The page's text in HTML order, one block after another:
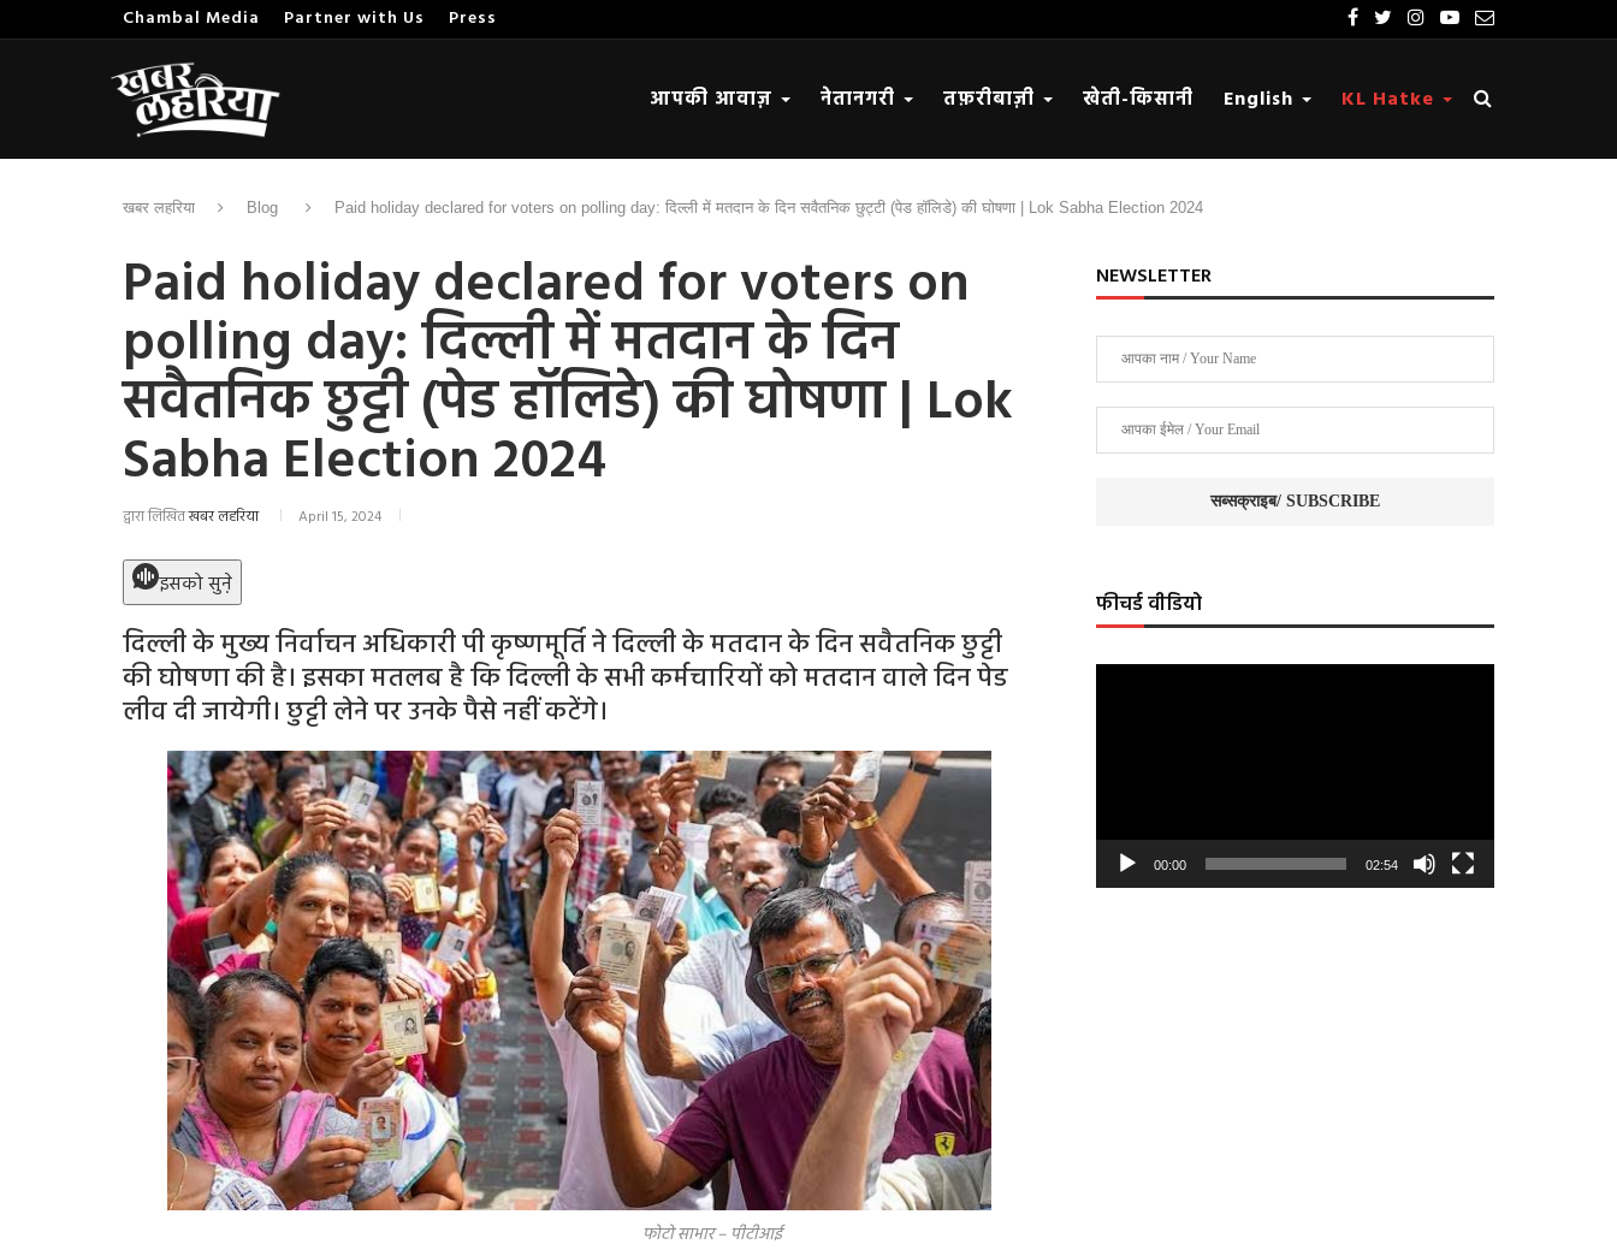
Chambal Media Partner with Us Press
आपकी आवाज़ नेतानगरी तफ़रीबाज़ी खेती-किसानी English KL Hatke
खबर लहरिया Blog Paid holiday declared for voters on polling day: दिल्ली में मतदान के दिन सवैतनिक छुट्टी (पेड हॉलिडे) की घोषणा | Lok Sabha Election 2024
Paid holiday declared for voters on
polling day: दिल्ली में मतदान के दिन
सवैतनिक छुट्टी (पेड हॉलिडे) की घोषणा | Lok
Sabha Election 2024
द्वारा लिखितखबर लहरिया April 15, 2024
इसको सुने़
दिल्ली के मुख्य निर्वाचन अधिकारी पी कृष्णमूर्ति ने दिल्ली के मतदान के दिन सवैतनिक छुट्टी
की घोषणा की है। इसका मतलब है कि दिल्ली के सभी कर्मचारियों को मतदान वाले दिन पेड
लीव दी जायेगी। छुट्टी लेने पर उनके पैसे नहीं कटेंगे।
फोटो साभार – पीटीआई
NEWSLETTER
फीचर्ड वीडियो
00:00 02:54